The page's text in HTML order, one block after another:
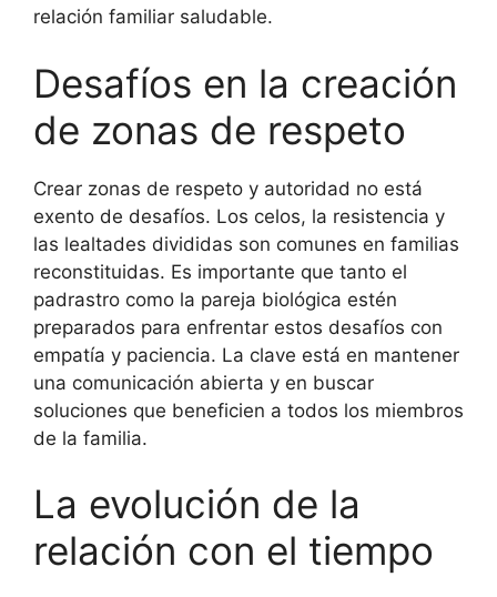
relación familiar saludable.
Desafíos en la creación
de zonas de respeto
Crear zonas de respeto y autoridad no está
exento de desafíos. Los celos, la resistencia y
las lealtades divididas son comunes en familias
reconstituidas. Es importante que tanto el
padrastro como la pareja biológica estén
preparados para enfrentar estos desafíos con
empatía y paciencia. La clave está en mantener
una comunicación abierta y en buscar
soluciones que beneficien a todos los miembros
de la familia.
La evolución de la
relación con el tiempo